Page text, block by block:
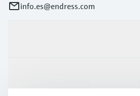
info.es@endress.com